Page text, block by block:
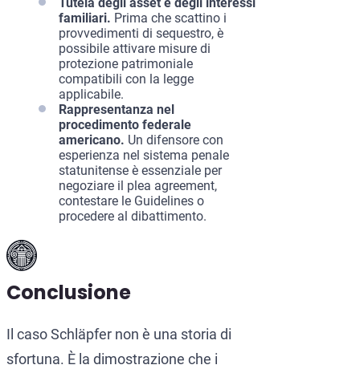
familiari. Prima che scattino i
provvedimenti di sequestro, è
possibile attivare misure di
protezione patrimoniale
compatibili con la legge
applicabile.
Rappresentanza nel
procedimento federale
americano. Un difensore con
esperienza nel sistema penale
statunitense è essenziale per
negoziare il plea agreement,
contestare le Guidelines o
procedere al dibattimento.
Conclusione
Il caso Schläpfer non è una storia di
sfortuna. È la dimostrazione che i